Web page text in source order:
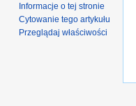
Informacje o tej stronie
Cytowanie tego artykułu
Przeglądaj właściwości